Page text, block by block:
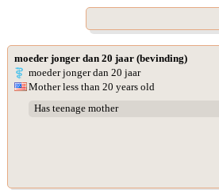
moeder jonger dan 20 jaar (bevinding)
moeder jonger dan 20 jaar
Mother less than 20 years old
Has teenage mother